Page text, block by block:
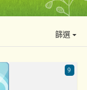
篩選
9